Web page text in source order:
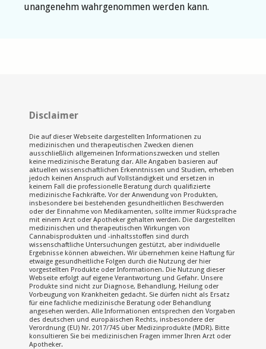
unangenehm wahrgenommen werden kann.
Disclaimer
Die auf dieser Webseite dargestellten Informationen zu
medizinischen und therapeutischen Zwecken dienen
ausschließlich allgemeinen Informationszwecken und stellen
keine medizinische Beratung dar. Alle Angaben basieren auf
aktuellen wissenschaftlichen Erkenntnissen und Studien, erheben
jedoch keinen Anspruch auf Vollständigkeit und ersetzen in
keinem Fall die professionelle Beratung durch qualifizierte
medizinische Fachkräfte. Vor der Anwendung von Produkten,
insbesondere bei bestehenden gesundheitlichen Beschwerden
oder der Einnahme von Medikamenten, sollte immer Rücksprache
mit einem Arzt oder Apotheker gehalten werden. Die dargestellten
medizinischen und therapeutischen Wirkungen von
Cannabisprodukten und -inhaltsstoffen sind durch
wissenschaftliche Untersuchungen gestützt, aber individuelle
Ergebnisse können abweichen. Wir übernehmen keine Haftung für
etwaige gesundheitliche Folgen durch die Nutzung der hier
vorgestellten Produkte oder Informationen. Die Nutzung dieser
Webseite erfolgt auf eigene Verantwortung und Gefahr. Unsere
Produkte sind nicht zur Diagnose, Behandlung, Heilung oder
Vorbeugung von Krankheiten gedacht. Sie dürfen nicht als Ersatz
für eine fachliche medizinische Beratung oder Behandlung
angesehen werden. Alle Informationen entsprechen den Vorgaben
des deutschen und europäischen Rechts, insbesondere der
Verordnung (EU) Nr. 2017/745 über Medizinprodukte (MDR). Bitte
konsultieren Sie bei medizinischen Fragen immer Ihren Arzt oder
Apotheker.